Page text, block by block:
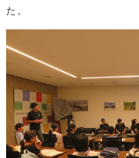
た。